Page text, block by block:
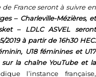
de France seront à suivre en
– Charleville-Mézières, et
– LDLC ASVEL seront
2019 à partir de 16h30 HEC.
U18 féminines et U17
la chaîne YouTube et la
l’instance française,